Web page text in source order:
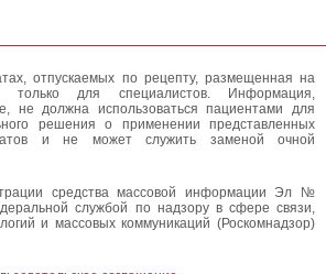
отпускаемых по рецепту, размещенная на
только для специалистов. Информация,
не должна использоваться пациентами для
решения о применении представленных
и не может служить заменой очной
средства массовой информации Эл №
службой по надзору в сфере связи,
и массовых коммуникаций (Роскомнадзор)